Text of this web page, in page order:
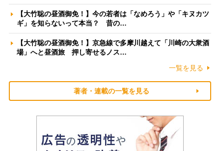
【大竹聡の昼酒御免！】今の若者は「なめろう」や「キヌカツ
ギ」を知らないって本当？ 昔の…
【大竹聡の昼酒御免！】京急線で多摩川越えて「川崎の大衆酒
場」へと昼酒旅 押し寄せるノス…
一覧を見る
著者・連載の一覧を見る